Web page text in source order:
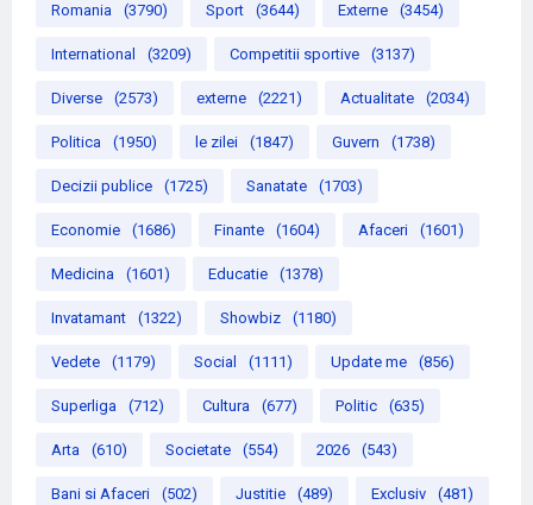
Romania (3790) Sport (3644) Externe (3454)
International (3209) Competitii sportive (3137)
Diverse (2573) externe (2221) Actualitate (2034)
Politica (1950) le zilei (1847) Guvern (1738)
Decizii publice (1725) Sanatate (1703)
Economie (1686) Finante (1604) Afaceri (1601)
Medicina (1601) Educatie (1378)
Invatamant (1322) Showbiz (1180)
Vedete (1179) Social (1111) Update me (856)
Superliga (712) Cultura (677) Politic (635)
Arta (610) Societate (554) 2026 (543)
Bani si Afaceri (502) Justitie (489) Exclusiv (481)